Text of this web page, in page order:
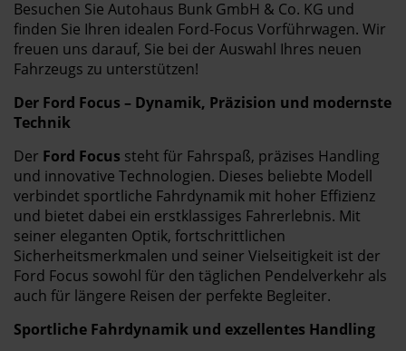
Besuchen Sie Autohaus Bunk GmbH & Co. KG und
finden Sie Ihren idealen Ford-Focus Vorführwagen. Wir
freuen uns darauf, Sie bei der Auswahl Ihres neuen
Fahrzeugs zu unterstützen!
Der Ford Focus – Dynamik, Präzision und modernste
Technik
Der Ford Focus steht für Fahrspaß, präzises Handling
und innovative Technologien. Dieses beliebte Modell
verbindet sportliche Fahrdynamik mit hoher Effizienz
und bietet dabei ein erstklassiges Fahrerlebnis. Mit
seiner eleganten Optik, fortschrittlichen
Sicherheitsmerkmalen und seiner Vielseitigkeit ist der
Ford Focus sowohl für den täglichen Pendelverkehr als
auch für längere Reisen der perfekte Begleiter.
Sportliche Fahrdynamik und exzellentes Handling